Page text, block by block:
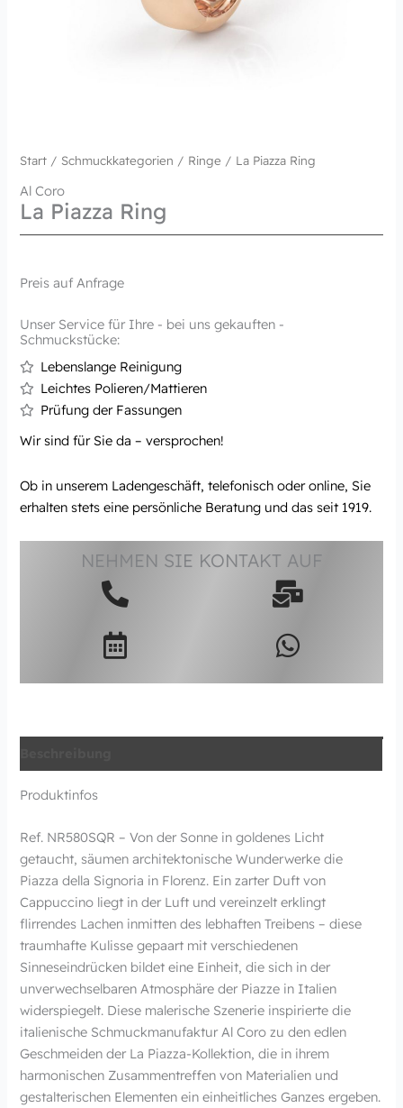
Start / Schmuckkategorien / Ringe / La Piazza Ring
Al Coro
La Piazza Ring
Preis auf Anfrage
Unser Service für Ihre - bei uns gekauften -
Schmuckstücke:
Lebenslange Reinigung
Leichtes Polieren/Mattieren
Prüfung der Fassungen
Wir sind für Sie da – versprochen!
Ob in unserem Ladengeschäft, telefonisch oder online, Sie
erhalten stets eine persönliche Beratung und das seit 1919.
NEHMEN SIE KONTAKT AUF
Produktinfos
Ref. NR580SQR – Von der Sonne in goldenes Licht
getaucht, säumen architektonische Wunderwerke die
Piazza della Signoria in Florenz. Ein zarter Duft von
Cappuccino liegt in der Luft und vereinzelt erklingt
flirrendes Lachen inmitten des lebhaften Treibens – diese
traumhafte Kulisse gepaart mit verschiedenen
Sinneseindrücken bildet eine Einheit, die sich in der
unverwechselbaren Atmosphäre der Piazze in Italien
widerspiegelt. Diese malerische Szenerie inspirierte die
italienische Schmuckmanufaktur Al Coro zu den edlen
Geschmeiden der La Piazza-Kollektion, die in ihrem
harmonischen Zusammentreffen von Materialien und
gestalterischen Elementen ein einheitliches Ganzes ergeben.